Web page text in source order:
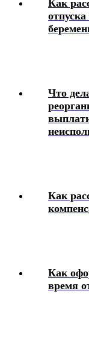
Как
Что
Как
Как
время